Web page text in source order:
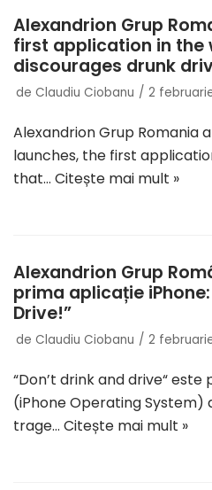
Alexandrion Grup
first application in the
discourages drunk
de Claudiu Ciobanu 2 februarie
Alexandrion Grup Romania
launches, the first
that… Citește mai mult »
Alexandrion Grup
prima aplicație iPhone:
Drive!”
de Claudiu Ciobanu 2 februarie
“Don’t drink and drive“ este
(iPhone Operating System)
trage… Citește mai mult »